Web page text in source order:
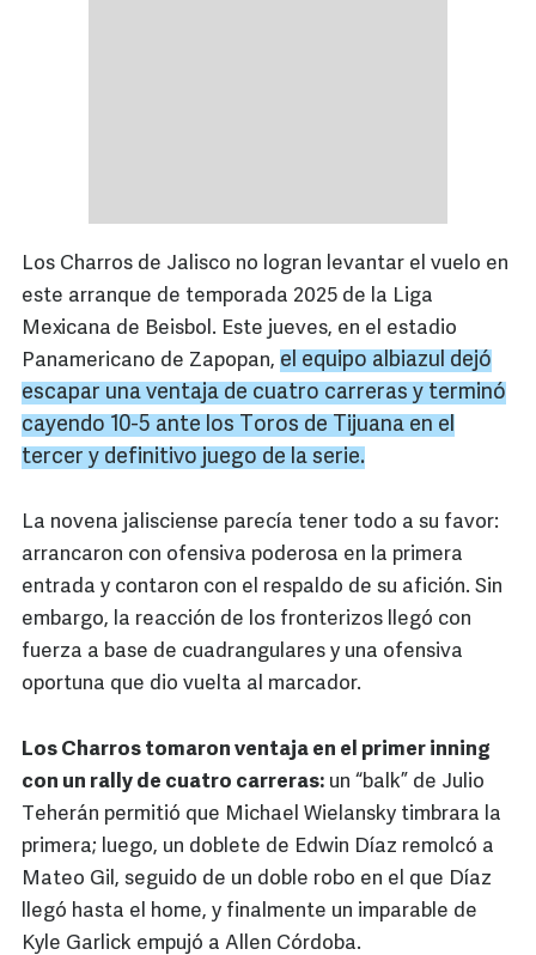
Los Charros de Jalisco no logran levantar el vuelo en
este arranque de temporada 2025 de la Liga
Mexicana de Beisbol. Este jueves, en el estadio
Panamericano de Zapopan, el equipo albiazul dejó
escapar una ventaja de cuatro carreras y terminó
cayendo 10-5 ante los Toros de Tijuana en el
tercer y definitivo juego de la serie.
La novena jalisciense parecía tener todo a su favor:
arrancaron con ofensiva poderosa en la primera
entrada y contaron con el respaldo de su afición. Sin
embargo, la reacción de los fronterizos llegó con
fuerza a base de cuadrangulares y una ofensiva
oportuna que dio vuelta al marcador.
Los Charros tomaron ventaja en el primer inning
con un rally de cuatro carreras: un “balk” de Julio
Teherán permitió que Michael Wielansky timbrara la
primera; luego, un doblete de Edwin Díaz remolcó a
Mateo Gil, seguido de un doble robo en el que Díaz
llegó hasta el home, y finalmente un imparable de
Kyle Garlick empujó a Allen Córdoba.